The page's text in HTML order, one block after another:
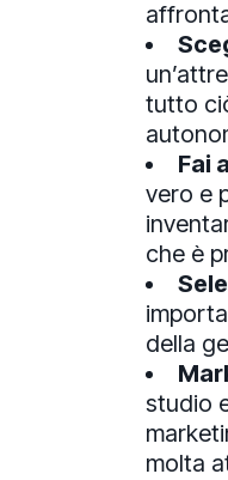
tutto
Fai
vero e
che è
della
studio
molta